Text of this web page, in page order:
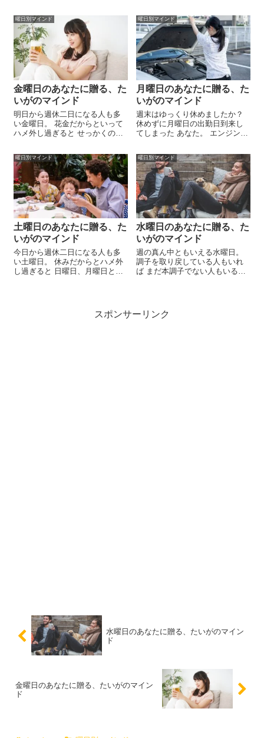
週終わりかは置いといて 休日と
なる日曜日の過ごし方。 みなさ
ん、気を配っているでしょう
か･･･？ 日曜日のあなたに贈
る、...
しまうと 空回りしちゃいます
よ･･･ 火曜日のあなたに贈る、
たいがのマインド ブルーマンデ
ーを乗り越えた火曜日。 でも、
や...
曜日別マインド
金曜日のあなたに贈る、た
いがのマインド
明日から週休二日になる人も多
い金曜日。 花金だからといって
ハメ外し過ぎると せっかくの休
あなたに贈る、たいがのマイン
ド 今日は花金! 気兼ねなく深酒
できる「花の金曜日」。 たま
ぁ...
曜日別マインド
月曜日のあなたに贈る、た
いがのマインド
週末はゆっくり休めましたか？
休めずに月曜日の出勤日到来し
てしまった あなた。 エンジンを
り組むエンジンを･･･ 月曜日の
あなたに贈る、たいがのマイン
ド お仕事始まる人も多い月曜
日。 ...
曜日別マインド
土曜日のあなたに贈る、た
いがのマインド
今日から週休二日になる人も多
い土曜日。 休みだからとハメ外
し過ぎると 日曜日、月曜日と連
日と重なると、なぜか損した気
になる土曜日。 翌日の日曜日
曜日別マインド
水曜日のあなたに贈る、た
いがのマインド
週の真ん中ともいえる水曜日。
調子を取り戻している人もいれ
ば まだ本調子でない人もいるこ
よ･･･ 水曜日のあなたに贈る、
たいがのマインド 水曜日が祝日
スポンサーリンク
水曜日のあなたに贈る、たいがのマイン
ド
金曜日のあなたに贈る、たいがのマイン
ド